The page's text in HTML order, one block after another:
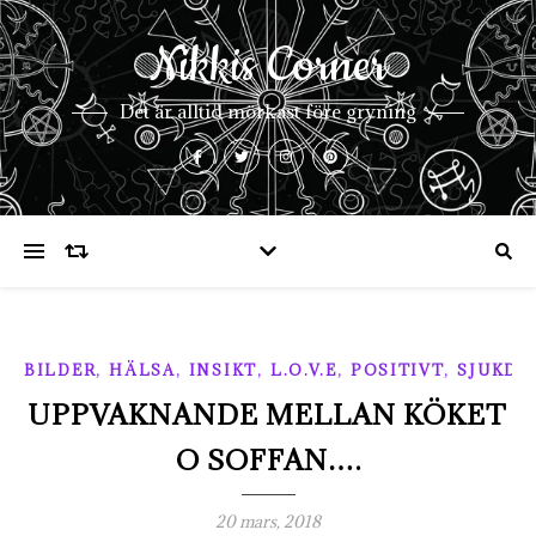
Nikkis Corner
Det är alltid mörkast före gryning
BILDER,HÄLSA, INSIKT, L.O.V.E, POSITIVT,
UPPVAKNANDE MELLAN KÖKET
O SOFFAN….
20 mars, 2018